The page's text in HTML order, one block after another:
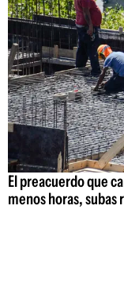
El preacuerdo que
menos horas, subas